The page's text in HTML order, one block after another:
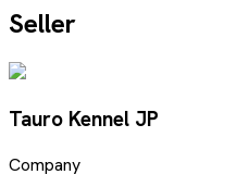
Seller
Tauro Kennel JP
Company